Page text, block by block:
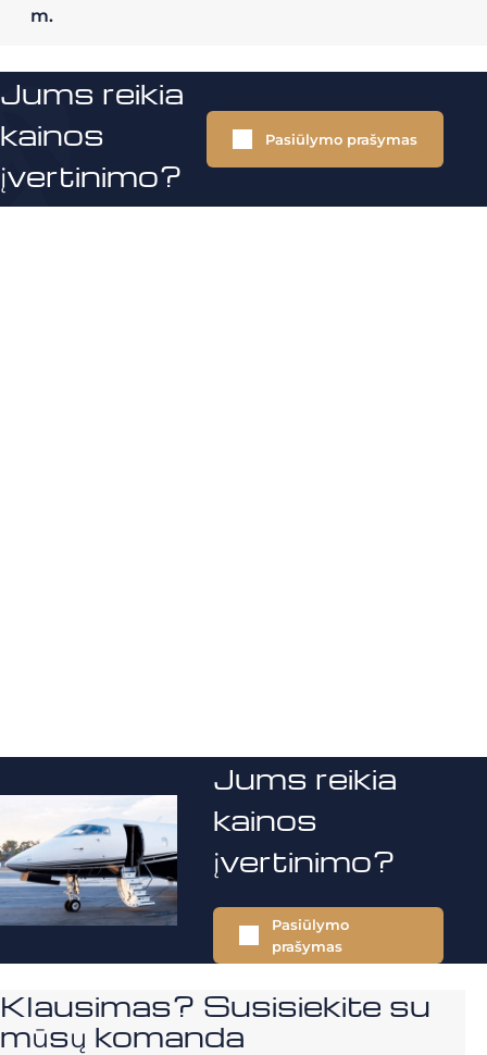
m.
Jums reikia
kainos
įvertinimo?
Pasiūlymo prašymas
Jums reikia
kainos
įvertinimo?
Pasiūlymo
prašymas
Klausimas? Susisiekite su
mūsų komanda